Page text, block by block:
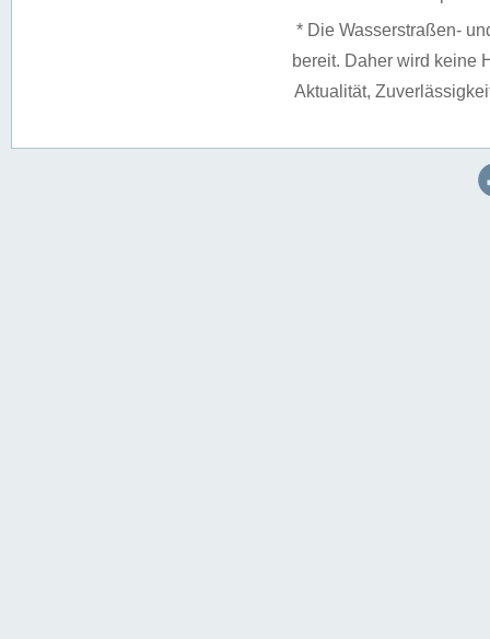
* Die Wasserstraßen-
bereit. Daher wird keine
Aktualität,